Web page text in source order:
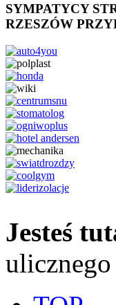
SYMPATYCY
RZESZÓW
Jesteś
ulicznego